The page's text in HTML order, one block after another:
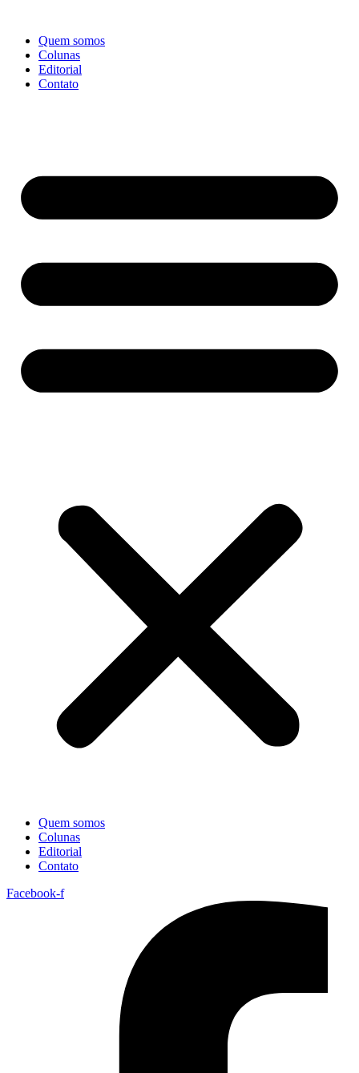
conteúdo
Quem somos
Colunas
Editorial
Contato
Quem somos
Colunas
Editorial
Contato
Facebook-f